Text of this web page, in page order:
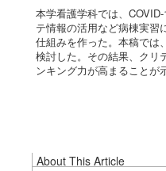
本学看護学科では、
テ情報の活用など病棟実習
仕組みを作った。本稿では
検討した。その結果、クリ
ンキング力が高まることが
About This Article